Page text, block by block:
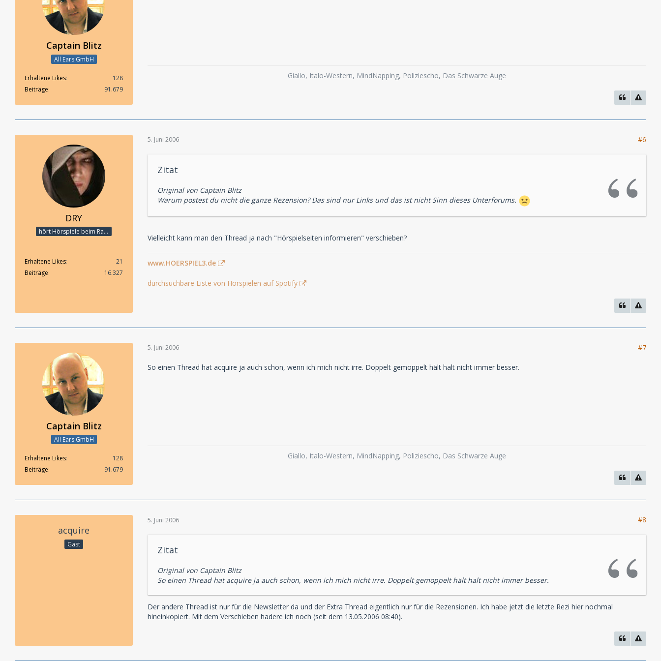
Captain Blitz
All Ears GmbH
Erhaltene Likes
128
Beiträge
91.679
Giallo, Italo-Western, MindNapping, Poliziescho, Das Schwarze Auge
DRY
hört Hörspiele beim Rasenmähen
Erhaltene Likes
21
Beiträge
16.327
5. Juni 2006 #6
Zitat
Original von Captain Blitz
Warum postest du nicht die ganze Rezension? Das sind nur Links und das ist nicht Sinn dieses Unterforums.
Vielleicht kann man den Thread ja nach "Hörspielseiten informieren" verschieben?
www.HOERSPIEL3.de
durchsuchbare Liste von Hörspielen auf Spotify
Captain Blitz
All Ears GmbH
Erhaltene Likes
128
Beiträge
91.679
5. Juni 2006 #7
So einen Thread hat acquire ja auch schon, wenn ich mich nicht irre. Doppelt gemoppelt hält halt nicht immer besser.
Giallo, Italo-Western, MindNapping, Poliziescho, Das Schwarze Auge
acquire
Gast
5. Juni 2006 #8
Zitat
Original von Captain Blitz
So einen Thread hat acquire ja auch schon, wenn ich mich nicht irre. Doppelt gemoppelt hält halt nicht immer besser.
Der andere Thread ist nur für die Newsletter da und der Extra Thread eigentlich nur für die Rezensionen. Ich habe jetzt die letzte Rezi hier nochmal
hineinkopiert. Mit dem Verschieben hadere ich noch (seit dem 13.05.2006 08:40).